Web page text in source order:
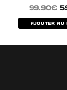
99.90€
AJOUTER AU